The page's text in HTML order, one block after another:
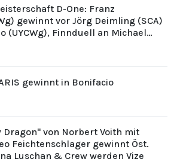
D-One: Franz
gewinnt vor Jörg Deimling (SCA)
(UYCWg), Finnduell an Michael
gewinnt in Bonifacio
Dragon" von Norbert Voith mit
Feichtenschlager gewinnt Öst.
Luschan & Crew werden Vize